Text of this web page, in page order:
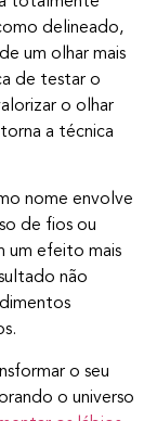
delineado,
um olhar mais
de testar o
o olhar
a técnica
nome envolve
de fios ou
um efeito mais
não
o seu
o universo